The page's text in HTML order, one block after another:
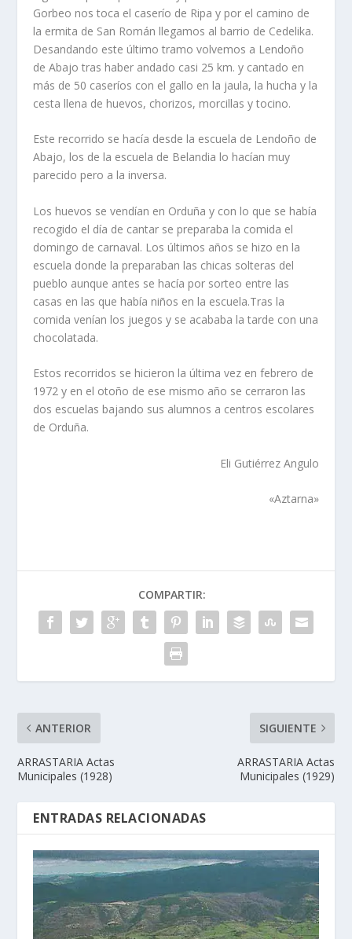
Gorbeo nos toca el caserí­o de Ripa y por el camino de
la ermita de San Román llegamos al barrio de Cedelika.
Des­andando este último tramo volvemos a Lendoño
de Abajo tras haber andado casi 25 km. y cantado en
más de 50 ca­serí­os con el gallo en la jaula, la hucha y la
cesta llena de huevos, chorizos, morcillas y tocino.
Este recorrido se hací­a desde la escuela de Lendoño de
Abajo, los de la escuela de Belandia lo hací­an muy
parecido pero a la inversa.
Los huevos se vendí­an en Orduña y con lo que se habí­a
recogido el dí­a de cantar se preparaba la comida el
domin­go de carnaval. Los últimos años se hizo en la
escuela donde la preparaban las chicas solteras del
pueblo aunque antes se hací­a por sorteo entre las
casas en las que habí­a niños en la escuela.Tras la
comida vení­an los juegos y se acababa la tarde con una
chocolatada.
Estos recorridos se hicieron la última vez en febrero de
1972 y en el otoño de ese mismo año se cerraron las
dos escuelas bajando sus alumnos a centros escolares
de Orduña.
Eli Gutiérrez Angulo
«Aztarna»
COMPARTIR:
ANTERIOR
ARRASTARIA Actas
Municipales (1928)
SIGUIENTE
ARRASTARIA Actas
Municipales (1929)
ENTRADAS RELACIONADAS